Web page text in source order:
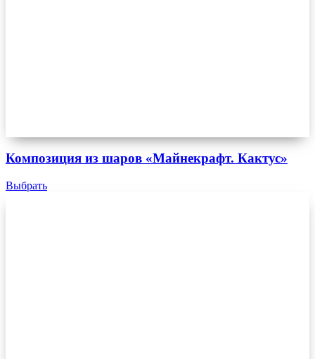
Композиция из шаров «Майнекрафт. Кактус»
Выбрать